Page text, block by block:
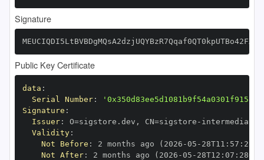
Signature
Public Key Certificate
data :
Serial Number:
Signature :
Issuer: O=sigstore.dev , CN=sigstore -
Validity:
Not Before : 2 months ago (2026 -05 - 28T11 : 57 :
Not After: 2 months ago (2026 -05 - 28T12 : 07 : 28+00